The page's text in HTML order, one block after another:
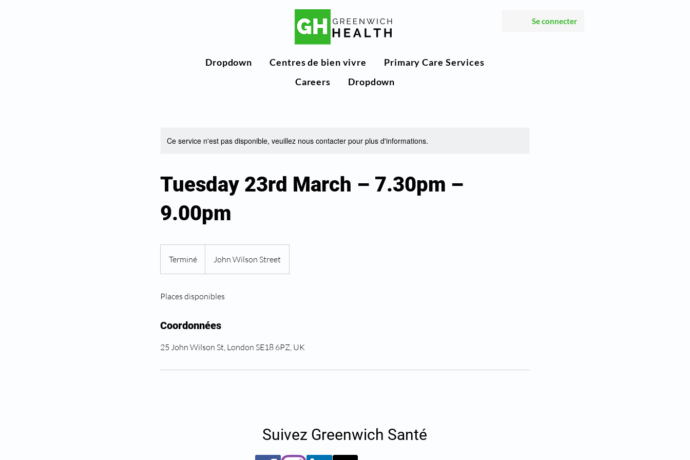
Se connecter
Dropdown Centres de bien vivre
Primary Care Services
Careers
Dropdown
Ce service n'est pas disponible, veuillez nous contacter pour plus d'informations.
Tuesday 23rd March – 7.30pm –
9.00pm
Terminé
e
m
n
John Wilson Street
Places disponibles
Coordonnées
25 John Wilson St, London SE18 6PZ, UK
Suivez Greenwich Santé